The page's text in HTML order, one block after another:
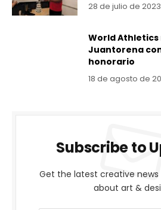
28 de julio de 2023
World
Juantorena
honorario
18 de agosto de
Subscribe to
Get the latest creative
about art &